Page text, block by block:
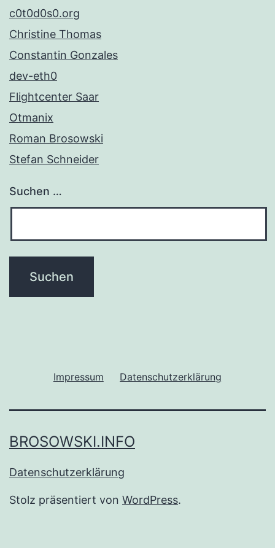
c0t0d0s0.org
Christine Thomas
Constantin Gonzales
dev-eth0
Flightcenter Saar
Otmanix
Roman Brosowski
Stefan Schneider
Suchen …
Impressum Datenschutzerklärung
BROSOWSKI.INFO
Datenschutzerklärung
Stolz präsentiert von WordPress.